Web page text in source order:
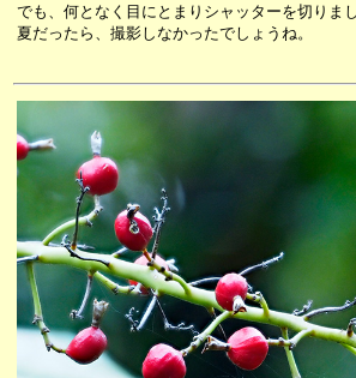
でも、何となく目にとまりシャッターを切りまし
夏だったら、撮影しなかったでしょうね。